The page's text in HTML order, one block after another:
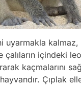
uyarmakla
içindeki
kaçmalarını
Çıplak